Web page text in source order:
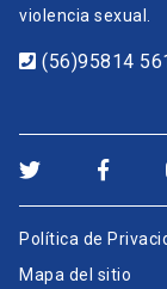
violencia sexual.
(56)95814
Política de
Mapa del sitio